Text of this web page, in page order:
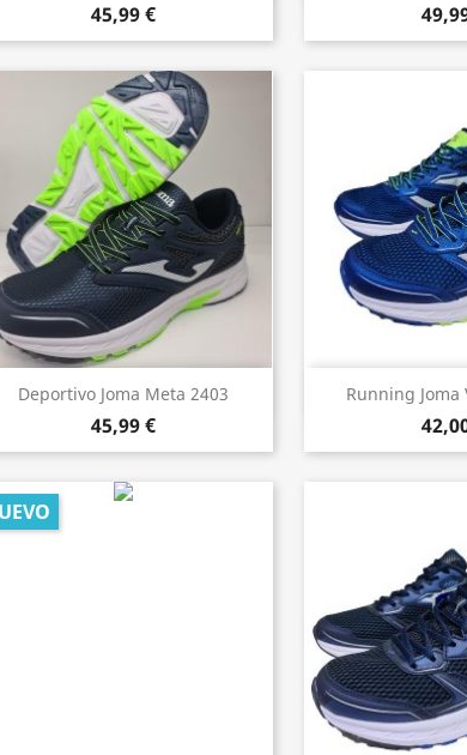
45,99 €
Deportivo Joma Meta 2403
45,99 €
Vista rápida Running Joma
Vista